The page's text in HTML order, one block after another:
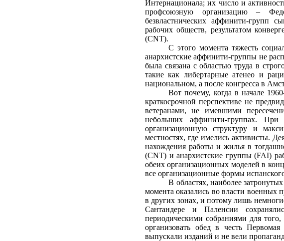
Интернационала; их число и
профсоюзную организацию –
безвластнических аффинити-групп
рабочих обществ, результатом
(CNT).
С этого момента тяжесть
анархистские аффинити-группы не
была связана с областью труда в
такие как либертарные атенео и
национальном, а после конгресса в
Вот почему, когда в начале
краткосрочной перспективе не
ветеранами, не имевшими
небольших аффинити-группах.
организационную структуру и
местностях, где имелись активисты.
нахождения работы и жилья в
(CNT) и анархистские группы (FAI)
обеих организационных моделей в
все организационные формы
В областях, наиболее
момента оказались во власти военных
в других зонах, и потому лишь
Сантандере и Паленсии
периодическими собраниями для
организовать обед в честь
выпускали изданий и не вели